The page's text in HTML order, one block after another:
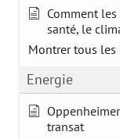
Comment
santé, le
Montrer tous les
Energie
transat